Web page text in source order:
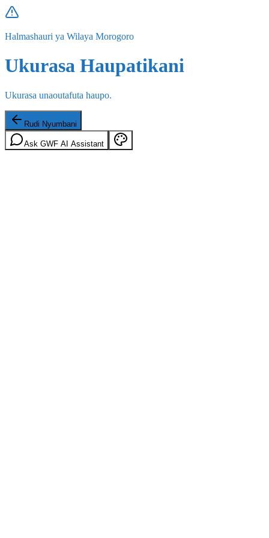
Halmashauri ya Wilaya Morogoro
Ukurasa Haupatikani
Ukurasa unaoutafuta haupo.
Rudi Nyumbani
Ask GWF AI Assistant